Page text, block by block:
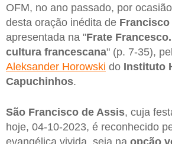
OFM, no ano passado, por
desta oração inédita de
apresentada na "Frate
cultura francescana" (p. 7-35),
Aleksander Horowski do Instituto
Capuchinhos.
São Francisco de Assis, cuja
hoje, 04-10-2023, é reconhecido
evangélica vivida, seja na opção